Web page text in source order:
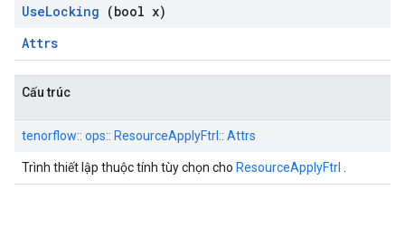
UseLocking (bool x)
Attrs
Cấu trúc
tenorflow:: ops:: ResourceApplyFtrl:: Attrs
Trình thiết lập thuộc tính tùy chọn cho ResourceApplyFtrl